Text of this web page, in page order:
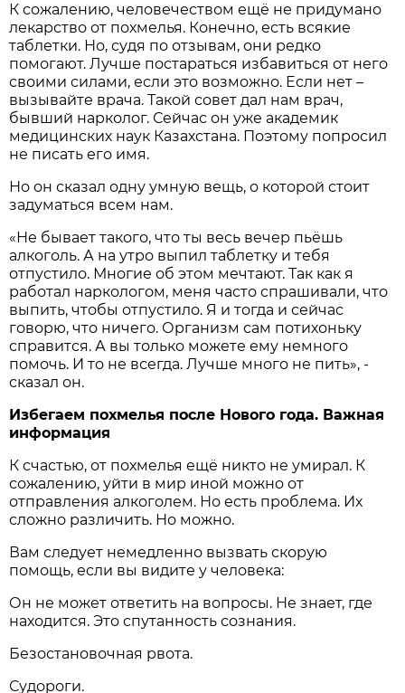
К сожалению, человечеством ещё не придумано
лекарство от похмелья. Конечно, есть всякие
таблетки. Но, судя по отзывам, они редко
помогают. Лучше постараться избавиться от него
своими силами, если это возможно. Если нет –
вызывайте врача. Такой совет дал нам врач,
бывший нарколог. Сейчас он уже академик
медицинских наук Казахстана. Поэтому попросил
не писать его имя.
Но он сказал одну умную вещь, о которой стоит
задуматься всем нам.
«Не бывает такого, что ты весь вечер пьёшь
алкоголь. А на утро выпил таблетку и тебя
отпустило. Многие об этом мечтают. Так как я
работал наркологом, меня часто спрашивали, что
выпить, чтобы отпустило. Я и тогда и сейчас
говорю, что ничего. Организм сам потихоньку
справится. А вы только можете ему немного
помочь. И то не всегда. Лучше много не пить», -
сказал он.
Избегаем похмелья после Нового года. Важная
информация
К счастью, от похмелья ещё никто не умирал. К
сожалению, уйти в мир иной можно от
отправления алкоголем. Но есть проблема. Их
сложно различить. Но можно.
Вам следует немедленно вызвать скорую
помощь, если вы видите у человека:
Он не может ответить на вопросы. Не знает, где
находится. Это спутанность сознания.
Безостановочная рвота.
Судороги.